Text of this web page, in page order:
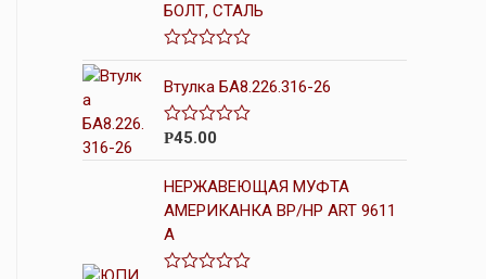
БОЛТ, СТАЛЬ
О
ц
е
н
к
а
0
з
5
Втулка БА8.226.316-26
О
н
к
а
0
и
з
Р45.00
НЕРЖАВЕЮЩАЯ МУФТА
АМЕРИКАНКА ВР/НР ART 9611
A